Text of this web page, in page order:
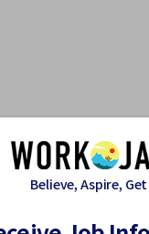
Believe, Aspire,